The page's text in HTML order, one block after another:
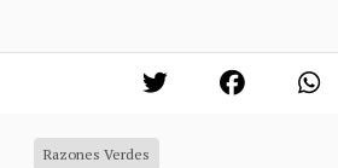
Razones Verdes